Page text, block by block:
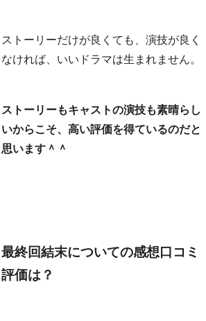
ストーリーだけが良くても、演技が良く
なければ、いいドラマは生まれません。
ストーリーもキャストの演技も素晴らし
いからこそ、高い評価を得ているのだと
思います＾＾
最終回結末についての感想口コミ
評価は？